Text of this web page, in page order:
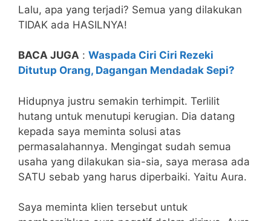
Lalu, apa yang terjadi? Semua yang dilakukan
TIDAK ada HASILNYA!
BACA JUGA : Waspada Ciri Ciri Rezeki
Ditutup Orang, Dagangan Mendadak Sepi?
Hidupnya justru semakin terhimpit. Terlilit
hutang untuk menutupi kerugian. Dia datang
kepada saya meminta solusi atas
permasalahannya. Mengingat sudah semua
usaha yang dilakukan sia-sia, saya merasa ada
SATU sebab yang harus diperbaiki. Yaitu Aura.
Saya meminta klien tersebut untuk